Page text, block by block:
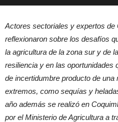
Actores sectoriales y expertos de
reflexionaron sobre los desafíos
la agricultura de la zona sur y de
resiliencia y en las oportunidades
de incertidumbre producto de
extremos, como sequías y
año además se realizó en
por el Ministerio de Agricultura a